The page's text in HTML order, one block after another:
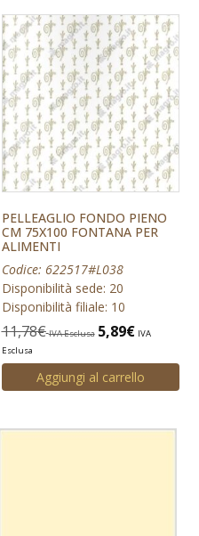
PELLEAGLIO FONDO PIENO
CM 75X100 FONTANA PER
ALIMENTI
Codice: 622517#L038
Disponibilità sede: 20
Disponibilità filiale: 10
11,78€ IVA Esclusa 5,89€ IVA
Esclusa
Aggiungi al carrello